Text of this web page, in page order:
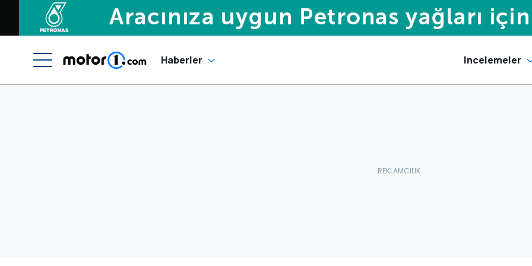
Haberler Incelemeler